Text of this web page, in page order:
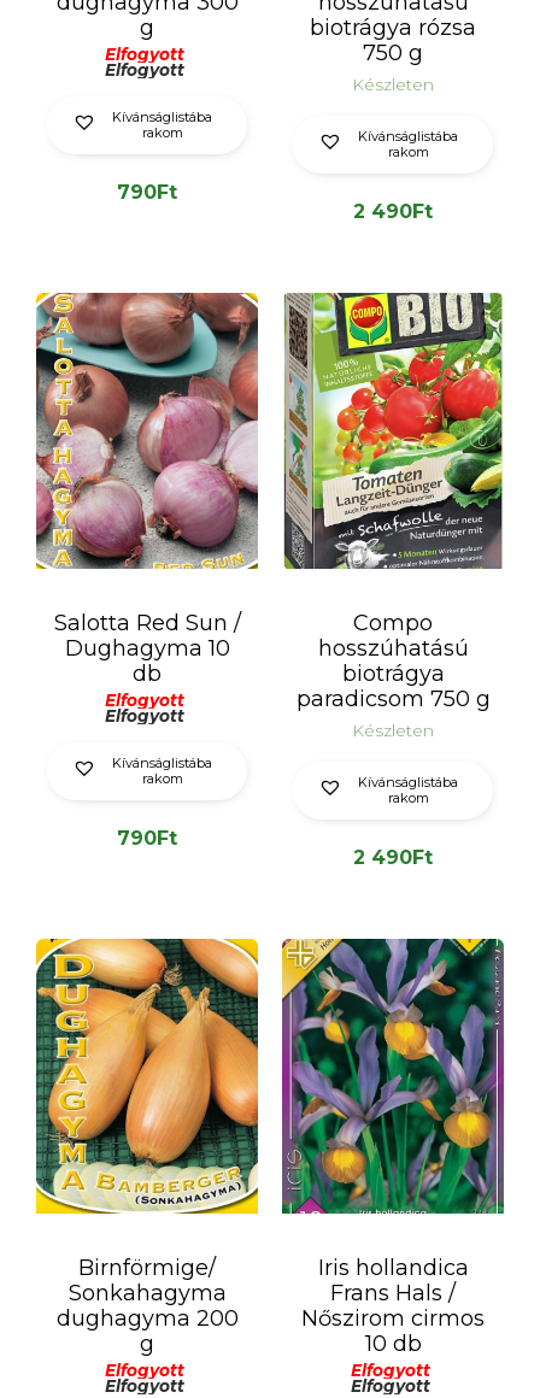
g
Elfogyott
Elfogyott
Kívánságlistába
rakom
790Ft
biotrágya rózsa
750 g
Készleten
Kívánságlistába
rakom
2 490Ft
Salotta Red Sun /
Dughagyma 10
db
Elfogyott
Elfogyott
Kívánságlistába
rakom
790Ft
Compo
hosszúhatású
biotrágya
paradicsom 750 g
Készleten
Kívánságlistába
rakom
2 490Ft
Birnförmige/
Sonkahagyma
dughagyma 200
g
Elfogyott
Elfogyott
Iris hollandica
Frans Hals /
Nőszirom cirmos
10 db
Elfogyott
Elfogyott